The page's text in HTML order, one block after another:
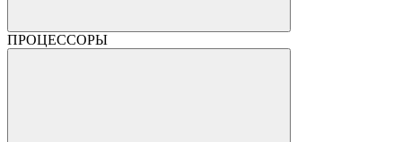
ПРОЦЕССОРЫ